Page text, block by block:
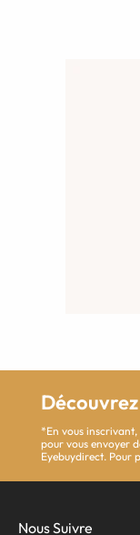
*En vous inscrivant,
pour vous envoyer
Eyebuydirect. Pour
Nous Suivre